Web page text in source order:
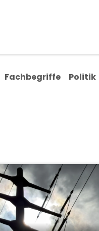
Fachbegriffe Politik